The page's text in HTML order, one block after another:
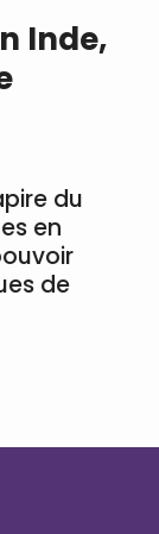
Inde,
du
en
de